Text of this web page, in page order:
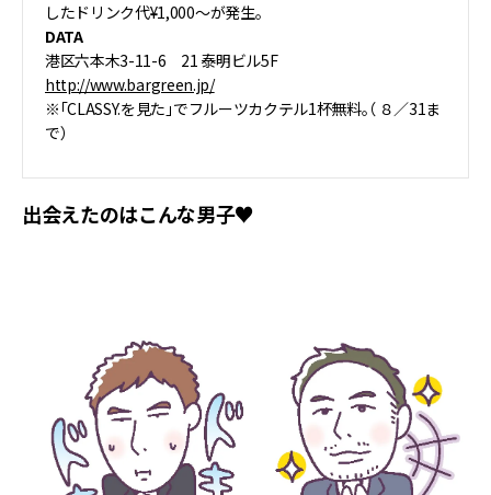
したドリンク代¥1,000～が発生。
DATA
港区六本木3-11-6 21 泰明ビル5F
http://www.bargreen.jp/
※「CLASSY.を見た」でフルーツカクテル1杯無料。（ ８／31ま
で）
出会えたのはこんな男子♥